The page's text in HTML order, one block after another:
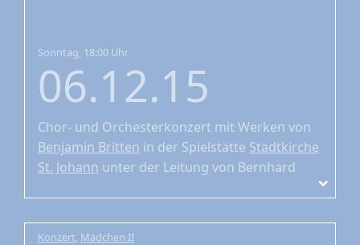
Sonntag, 18:00 Uhr
06.12.15
Chor- und Orchesterkonzert mit Werken von
Benjamin Britten in der Spielstätte Stadtkirche
St. Johann unter der Leitung von Bernhard
Konzert Mädchen II